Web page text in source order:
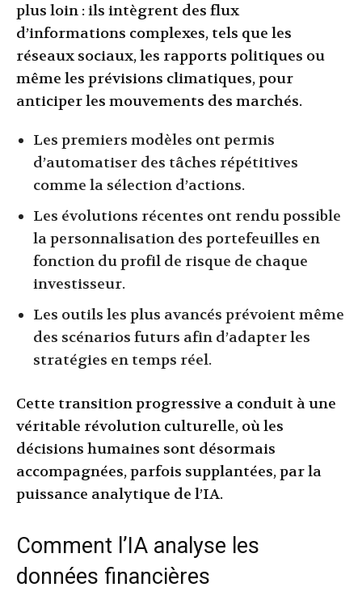
plus loin : ils intègrent des flux
d’informations complexes, tels que les
réseaux sociaux, les rapports politiques ou
même les prévisions climatiques, pour
anticiper les mouvements des marchés.
Les premiers modèles ont permis
d’automatiser des tâches répétitives
comme la sélection d’actions.
Les évolutions récentes ont rendu possible
la personnalisation des portefeuilles en
fonction du profil de risque de chaque
investisseur.
Les outils les plus avancés prévoient même
des scénarios futurs afin d’adapter les
stratégies en temps réel.
Cette transition progressive a conduit à une
véritable révolution culturelle, où les
décisions humaines sont désormais
accompagnées, parfois supplantées, par la
puissance analytique de l’IA.
Comment l’IA analyse les
données financières